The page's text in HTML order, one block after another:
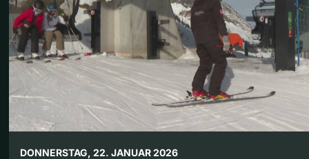
DONNERSTAG, 22. JANUAR 2026